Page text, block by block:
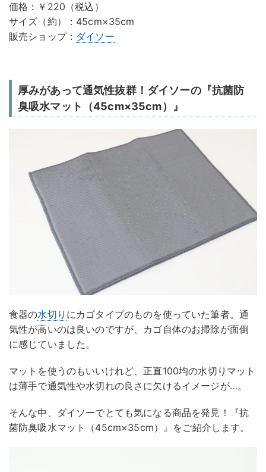
価格：￥220（税込）
サイズ（約）：45cm×35cm
販売ショップ： ダイソー
厚みがあって通気性抜群！ダイソーの『抗菌防
臭吸水マット（45cm×35cm）』
食器の水切り にカゴタイプのものを使っていた筆者。通
気性が高いのは良いのですが、カゴ自体のお掃除が面倒
に感じていました。
マットを使うのもいいけれど、正直100均の水切りマット
は薄手で通気性や水切れの良さに欠けるイメージが…。
そんな中、ダイソーでとても気になる商品を発見！『抗
菌防臭吸水マット（45cm×35cm）』をご紹介します。